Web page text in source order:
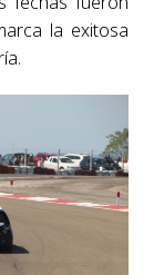
la exitosa